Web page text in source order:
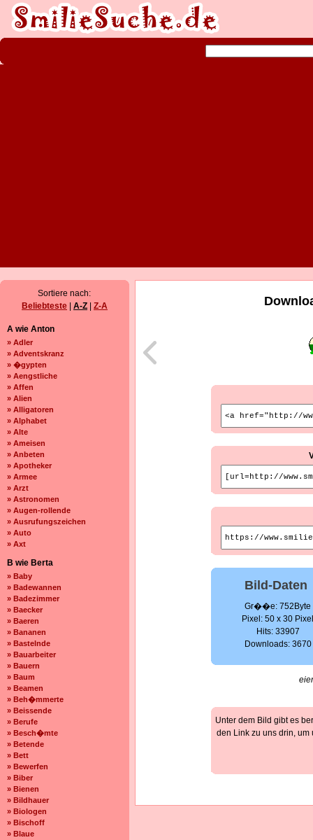
Sortiere nach:
Beliebteste
A-Z Z-A
A wie Anton
» Adler
» Adventskranz
» �gypten
» Aengstliche
» Affen
» Alien
» Alligatoren
» Alphabet
» Alte
» Ameisen
» Anbeten
» Apotheker
» Armee
» Arzt
» Astronomen
» Augen-rollende
» Ausrufungszeichen
» Auto
» Axt
B wie Berta
» Baby
» Badewannen
» Badezimmer
» Baecker
» Baeren
» Bananen
» Bastelnde
» Bauarbeiter
» Bauern
» Baum
» Beamen
» Beh�mmerte
» Beissende
» Berufe
» Besch�mte
» Betende
» Bett
» Bewerfen
» Biber
» Bienen
» Bildhauer
» Biologen
» Bischoff
» Blaue
Bild-Daten
Gr��e: 752Byte
Pixel: 50 x 30
Hits: 33907
Downloads: 3670
Unter dem Bild gibt es
den Link zu uns drin,